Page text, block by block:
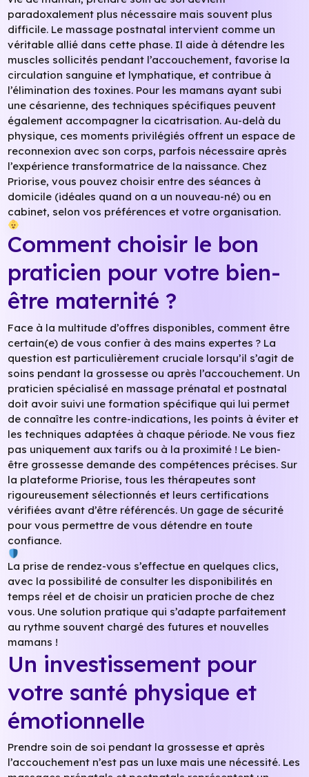
paradoxalement plus nécessaire mais souvent plus
difficile. Le massage postnatal intervient comme un
véritable allié dans cette phase. Il aide à détendre les
muscles sollicités pendant l’accouchement, favorise la
circulation sanguine et lymphatique, et contribue à
l’élimination des toxines. Pour les mamans ayant subi
une césarienne, des techniques spécifiques peuvent
également accompagner la cicatrisation. Au-delà du
physique, ces moments privilégiés offrent un espace de
reconnexion avec son corps, parfois nécessaire après
l’expérience transformatrice de la naissance. Chez
Priorise, vous pouvez choisir entre des séances à
domicile (idéales quand on a un nouveau-né) ou en
cabinet, selon vos préférences et votre organisation.
Comment choisir le bon
praticien pour votre bien-
être maternité ?
Face à la multitude d’offres disponibles, comment être
certain(e) de vous confier à des mains expertes ? La
question est particulièrement cruciale lorsqu’il s’agit de
soins pendant la grossesse ou après l’accouchement. Un
praticien spécialisé en massage prénatal et postnatal
doit avoir suivi une formation spécifique qui lui permet
de connaître les contre-indications, les points à éviter et
les techniques adaptées à chaque période. Ne vous fiez
pas uniquement aux tarifs ou à la proximité ! Le bien-
être grossesse demande des compétences précises. Sur
la plateforme Priorise, tous les thérapeutes sont
rigoureusement sélectionnés et leurs certifications
vérifiées avant d’être référencés. Un gage de sécurité
pour vous permettre de vous détendre en toute
confiance.
La prise de rendez-vous s’effectue en quelques clics,
avec la possibilité de consulter les disponibilités en
temps réel et de choisir un praticien proche de chez
vous. Une solution pratique qui s’adapte parfaitement
au rythme souvent chargé des futures et nouvelles
mamans !
Un investissement pour
votre santé physique et
émotionnelle
Prendre soin de soi pendant la grossesse et après
l’accouchement n’est pas un luxe mais une nécessité. Les